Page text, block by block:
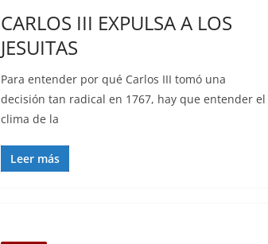
CARLOS III EXPULSA A LOS
JESUITAS
Para entender por qué Carlos III tomó una
decisión tan radical en 1767, hay que entender el
clima de la
Leer más